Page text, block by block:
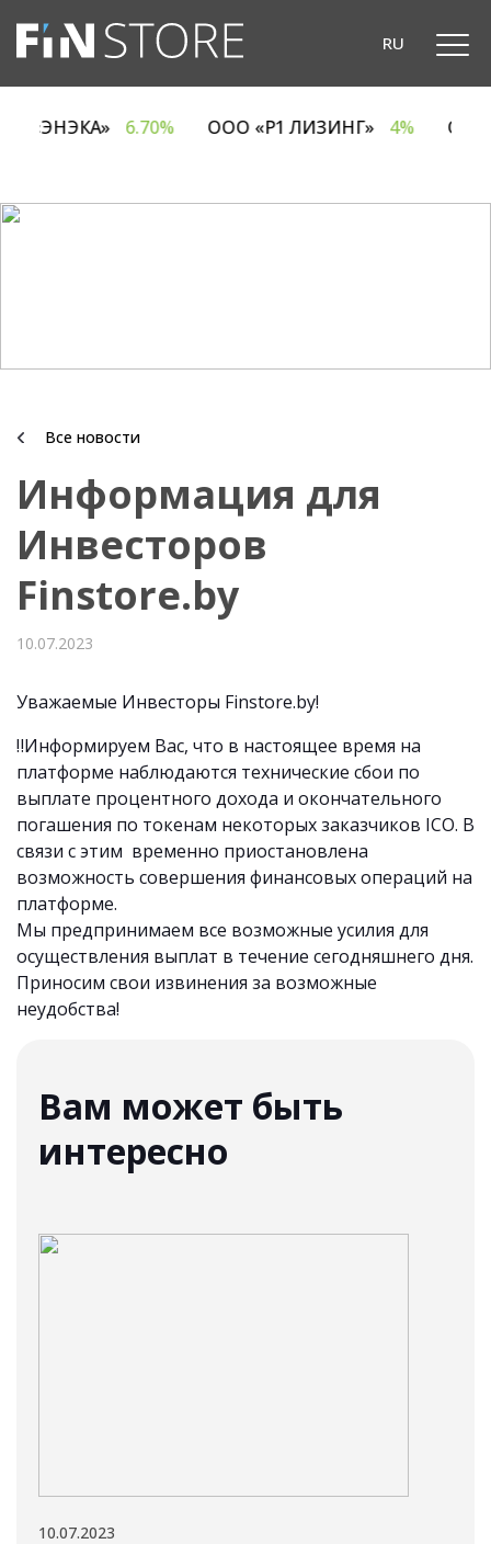
RU
«ЭНЭКА» 6.70% ООО «Р1 ЛИЗИНГ» 4%
Все новости
Информация для
Инвесторов
Finstore.by
10.07.2023
Уважаемые Инвесторы Finstore.by!
‼️Информируем Вас, что в настоящее время на
платформе наблюдаются технические сбои по
выплате процентного дохода и окончательного
погашения по токенам некоторых заказчиков ICO. В
связи с этим временно приостановлена
возможность совершения финансовых операций на
платформе.
Мы предпринимаем все возможные усилия для
осуществления выплат в течение сегодняшнего дня.
Приносим свои извинения за возможные
неудобства!
Вам может быть
интересно
10.07.2023